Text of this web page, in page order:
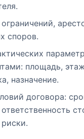
споров.
площадь,
назначение.
договора: